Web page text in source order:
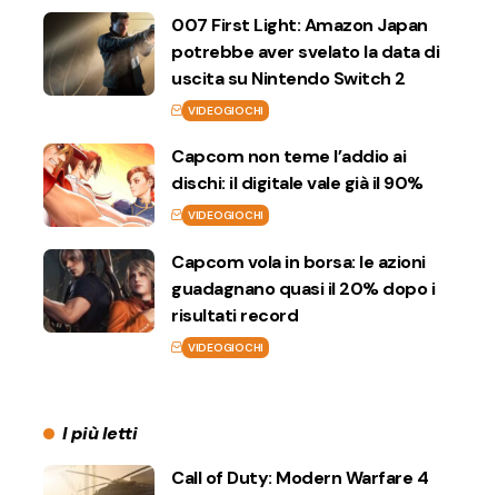
007 First Light: Amazon Japan
potrebbe aver svelato la data di
uscita su Nintendo Switch 2
VIDEOGIOCHI
Capcom non teme l’addio ai
dischi: il digitale vale già il 90%
VIDEOGIOCHI
Capcom vola in borsa: le azioni
guadagnano quasi il 20% dopo i
risultati record
VIDEOGIOCHI
I più letti
Call of Duty: Modern Warfare 4